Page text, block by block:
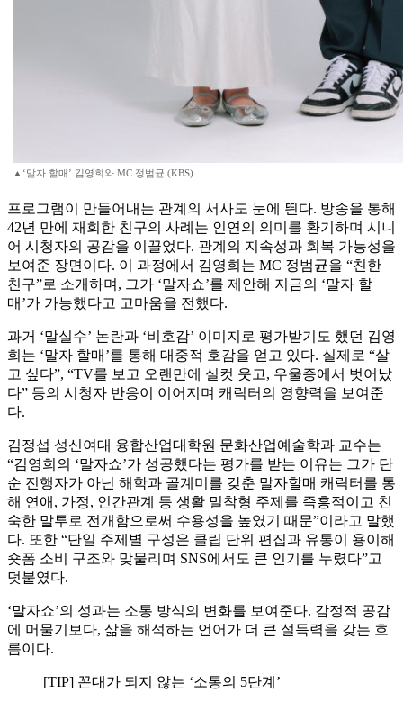
▲‘말자 할매’ 김영희와 MC 정범균.(KBS)
프로그램이 만들어내는 관계의 서사도 눈에 띈다. 방송을 통해
42년 만에 재회한 친구의 사례는 인연의 의미를 환기하며 시니
어 시청자의 공감을 이끌었다. 관계의 지속성과 회복 가능성을
보여준 장면이다. 이 과정에서 김영희는 MC 정범균을 “친한
친구”로 소개하며, 그가 ‘말자쇼’를 제안해 지금의 ‘말자 할
매’가 가능했다고 고마움을 전했다.
과거 ‘말실수’ 논란과 ‘비호감’ 이미지로 평가받기도 했던 김영
희는 ‘말자 할매’를 통해 대중적 호감을 얻고 있다. 실제로 “살
고 싶다”, “TV를 보고 오랜만에 실컷 웃고, 우울증에서 벗어났
다” 등의 시청자 반응이 이어지며 캐릭터의 영향력을 보여준
다.
김정섭 성신여대 융합산업대학원 문화산업예술학과 교수는
“김영희의 ‘말자쇼’가 성공했다는 평가를 받는 이유는 그가 단
순 진행자가 아닌 해학과 골계미를 갖춘 말자할매 캐릭터를 통
해 연애, 가정, 인간관계 등 생활 밀착형 주제를 즉흥적이고 친
숙한 말투로 전개함으로써 수용성을 높였기 때문”이라고 말했
다. 또한 “단일 주제별 구성은 클립 단위 편집과 유통이 용이해
숏폼 소비 구조와 맞물리며 SNS에서도 큰 인기를 누렸다”고
덧붙였다.
‘말자쇼’의 성과는 소통 방식의 변화를 보여준다. 감정적 공감
에 머물기보다, 삶을 해석하는 언어가 더 큰 설득력을 갖는 흐
름이다.
[TIP] 꼰대가 되지 않는 ‘소통의 5단계’